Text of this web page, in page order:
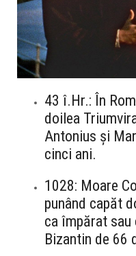
43 î.Hr.: În
doilea
Antonius și
cinci ani.
1028: Moare
punând capăt
ca împărat
Bizantin de 66